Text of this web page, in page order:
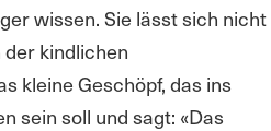
wissen. Sie lässt sich nicht
der kindlichen
kleine Geschöpf, das ins
sein soll und sagt: «Das